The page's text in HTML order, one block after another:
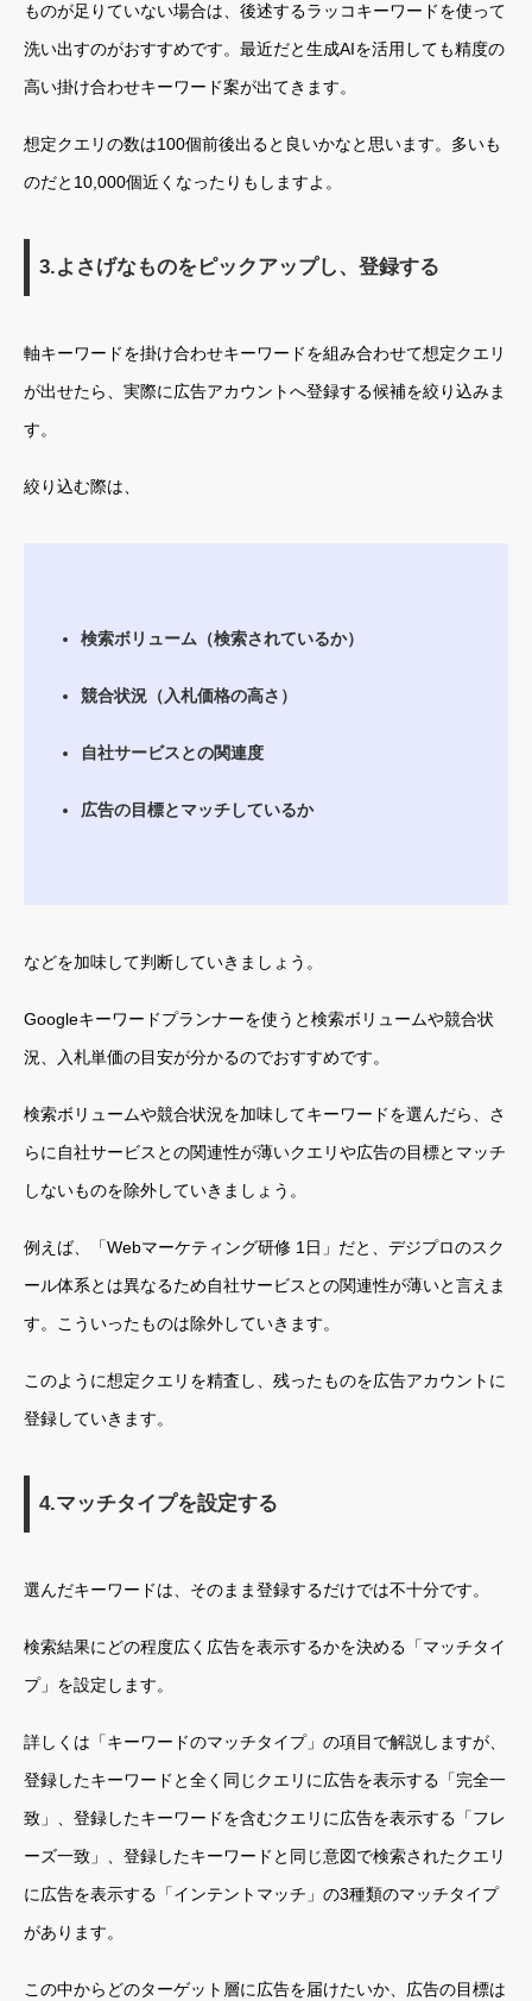
ものが足りていない場合は、後述するラッコキーワードを使って
洗い出すのがおすすめです。最近だと生成AIを活用しても精度の
高い掛け合わせキーワード案が出てきます。
想定クエリの数は100個前後出ると良いかなと思います。多いも
のだと10,000個近くなったりもしますよ。
3.よさげなものをピックアップし、登録する
軸キーワードを掛け合わせキーワードを組み合わせて想定クエリ
が出せたら、実際に広告アカウントへ登録する候補を絞り込みま
す。
絞り込む際は、
検索ボリューム（検索されているか）
競合状況（入札価格の高さ）
自社サービスとの関連度
広告の目標とマッチしているか
などを加味して判断していきましょう。
Googleキーワードプランナーを使うと検索ボリュームや競合状
況、入札単価の目安が分かるのでおすすめです。
検索ボリュームや競合状況を加味してキーワードを選んだら、さ
らに自社サービスとの関連性が薄いクエリや広告の目標とマッチ
しないものを除外していきましょう。
例えば、「Webマーケティング研修 1日」だと、デジプロのスク
ール体系とは異なるため自社サービスとの関連性が薄いと言えま
す。こういったものは除外していきます。
このように想定クエリを精査し、残ったものを広告アカウントに
登録していきます。
4.マッチタイプを設定する
選んだキーワードは、そのまま登録するだけでは不十分です。
検索結果にどの程度広く広告を表示するかを決める「マッチタイ
プ」を設定します。
詳しくは「キーワードのマッチタイプ」の項目で解説しますが、
登録したキーワードと全く同じクエリに広告を表示する「完全一
致」、登録したキーワードを含むクエリに広告を表示する「フレ
ーズ一致」、登録したキーワードと同じ意図で検索されたクエリ
に広告を表示する「インテントマッチ」の3種類のマッチタイプ
があります。
この中からどのターゲット層に広告を届けたいか、広告の目標は